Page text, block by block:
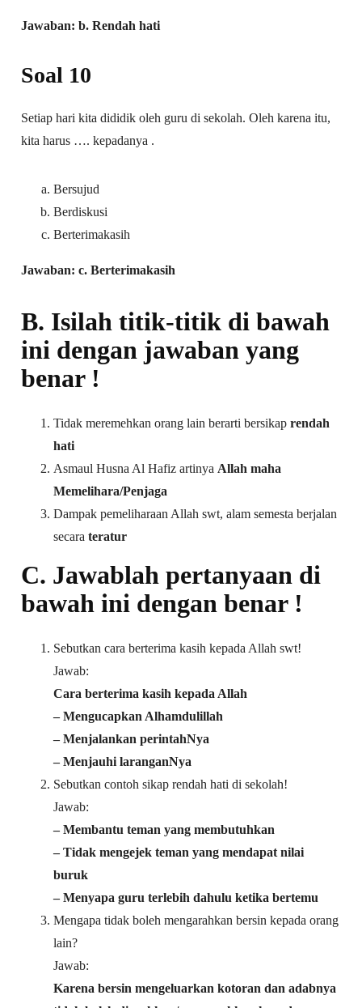
Jawaban: b. Rendah hati
Soal 10
Setiap hari kita dididik oleh guru di sekolah. Oleh karena itu,
kita harus …. kepadanya .
Bersujud
Berdiskusi
Berterimakasih
Jawaban: c. Berterimakasih
B. Isilah titik-titik di bawah
ini dengan jawaban yang
benar !
Tidak meremehkan orang lain berarti bersikaprendah
hati
Asmaul Husna Al Hafiz artinya Allah maha
Memelihara/Penjaga
Dampak pemeliharaan Allah swt, alam semesta berjalan
secarateratur
C. Jawablah pertanyaan di
bawah ini dengan benar !
Sebutkan cara berterima kasih kepada Allah swt!
Jawab:
Cara berterima kasih kepada Allah
– Mengucapkan Alhamdulillah
– Menjalankan perintahNya
– Menjauhi laranganNya
Sebutkan contoh sikap rendah hati di sekolah!
Jawab:
– Membantu teman yang membutuhkan
– Tidak mengejek teman yang mendapat nilai
buruk
– Menyapa guru terlebih dahulu ketika bertemu
Mengapa tidak boleh mengarahkan bersin kepada orang
lain?
Jawab:
Karena bersin mengeluarkan kotoran dan adabnya